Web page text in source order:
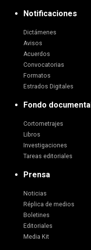
Notificaciones
Dictámenes
Avisos
Acuerdos
Convocatorias
Formatos
Estrados Digitales
Fondo documental
Cortometrajes
Libros
Investigaciones
Tareas editoriales
Prensa
Noticias
Réplica de medios
Boletines
Editoriales
Media Kit